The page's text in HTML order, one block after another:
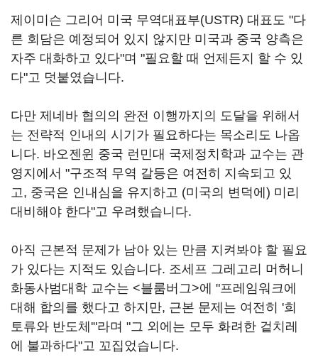
제이미슨 그리어 미국 무역대표부(USTR) 대표도 "다
른 회담은 예정되어 있지 않지만 미국과 중국 양측은
자주 대화하고 있다"며 "필요할 때 언제든지 할 수 있
다"고 덧붙였습니다.
다만 제네바 협의의 완전 이행까지의 도달을 위해서
는 전략적 인내의 시기가 필요하다는 목소리도 나옵
니다. 바오젠윈 중국 런민대 국제정치학과 교수는 관
영지에서 "구조적 무역 갈등은 여전히 지속되고 있
고, 중국은 인내심을 유지하고 (미국의 변덕에) 미리
대비해야 한다"고 우려했습니다.
아직 근본적 문제가 남아 있는 만큼 지켜봐야 할 필요
가 있다는 지적도 있습니다. 조세프 그레고리 머허니
화동사범대학 교수는 <블룸버그>에 "프레임워크에
대해 합의를 했다고 하지만, 근본 문제는 여전히 '희
토류와 반도체'"라며 "그 외에는 모두 화려한 겉치레
에 불과하다"고 꼬집었습니다.